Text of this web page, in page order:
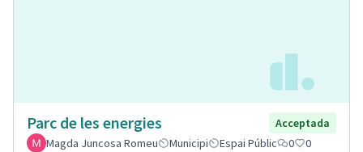
Parc de les energies
Acceptada
Magda Juncosa Romeu
Municipi Espai Públic 0 0